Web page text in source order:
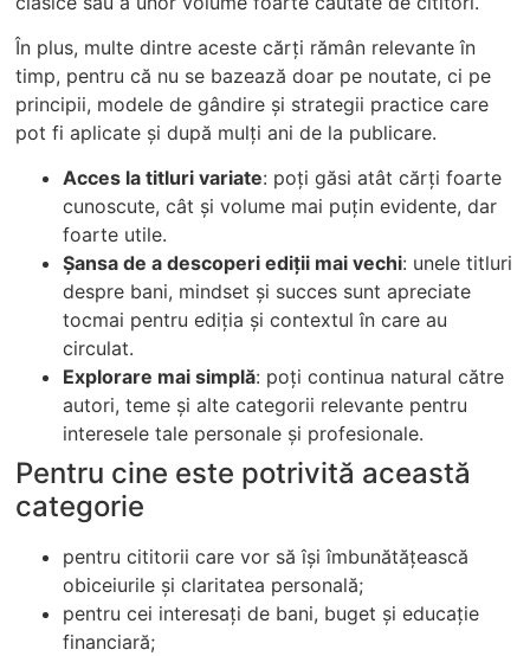
În plus, multe dintre aceste cărți rămân relevante în
timp, pentru că nu se bazează doar pe noutate, ci pe
principii, modele de gândire și strategii practice care
pot fi aplicate și după mulți ani de la publicare.
Acces la titluri variate: poți găsi atât cărți foarte
cunoscute, cât și volume mai puțin evidente, dar
foarte utile.
Șansa de a descoperi ediții mai vechi: unele titluri
despre bani, mindset și succes sunt apreciate
tocmai pentru ediția și contextul în care au
circulat.
Explorare mai simplă: poți continua natural către
autori, teme și alte categorii relevante pentru
interesele tale personale și profesionale.
Pentru cine este potrivită această
categorie
pentru cititorii care vor să își îmbunătățească
obiceiurile și claritatea personală;
pentru cei interesați de bani, buget și educație
financiară;